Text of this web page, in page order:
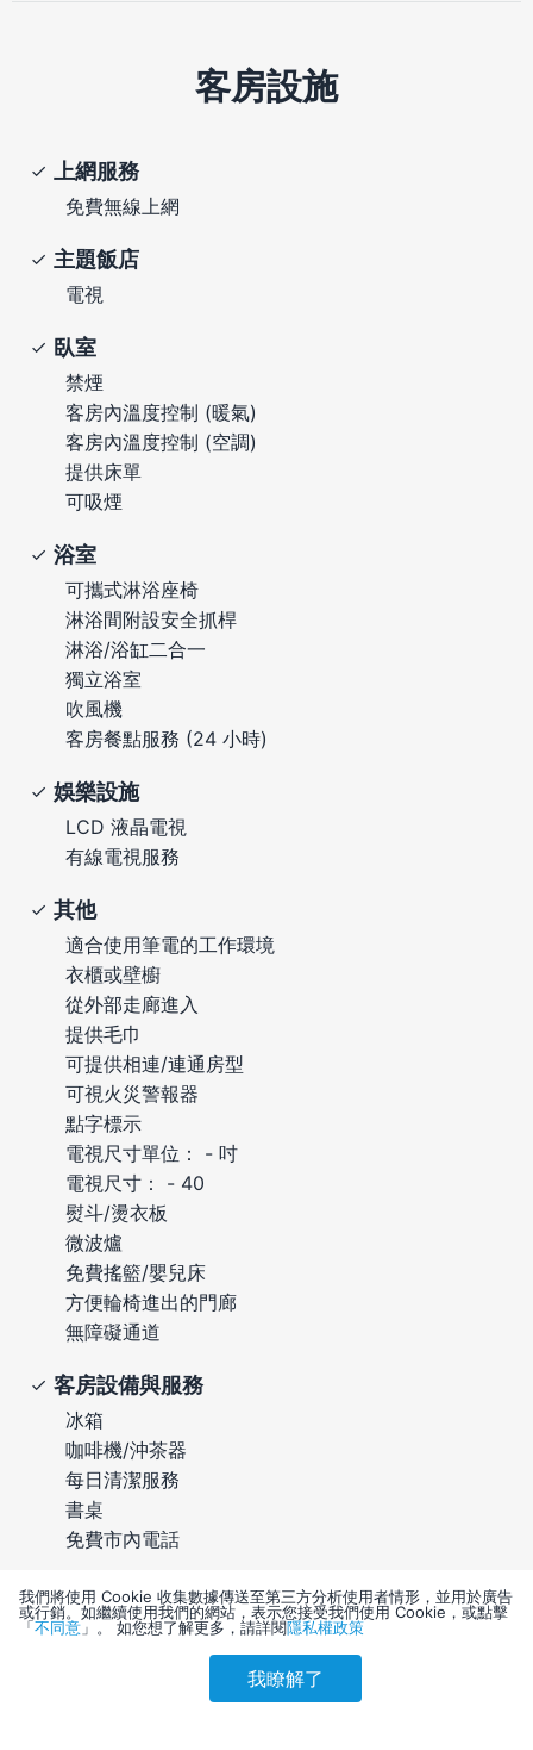
刷卡優惠 會員訂購
客房設施
上網服務
免費無線上網
主題飯店
電視
臥室
禁煙
客房內溫度控制 (暖氣)
客房內溫度控制 (空調)
提供床單
可吸煙
浴室
可攜式淋浴座椅
淋浴間附設安全抓桿
淋浴/浴缸二合一
獨立浴室
吹風機
客房餐點服務 (24 小時)
娛樂設施
LCD 液晶電視
有線電視服務
其他
適合使用筆電的工作環境
衣櫃或壁櫥
從外部走廊進入
提供毛巾
可提供相連/連通房型
可視火災警報器
點字標示
電視尺寸單位： - 吋
電視尺寸： - 40
熨斗/燙衣板
微波爐
免費搖籃/嬰兒床
方便輪椅進出的門廊
無障礙通道
客房設備與服務
冰箱
咖啡機/沖茶器
每日清潔服務
書桌
免費市內電話
住宿規定
我們將使用 Cookie 收集數據傳送至第三方分析使用者情形，並用於廣告
或行銷。如繼續使用我們的網站，表示您接受我們使用 Cookie，或點擊
「不同意 」。 如您想了解更多，請詳閱隱私權政策
我瞭解了